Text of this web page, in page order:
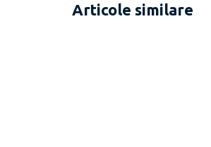
Articole similare